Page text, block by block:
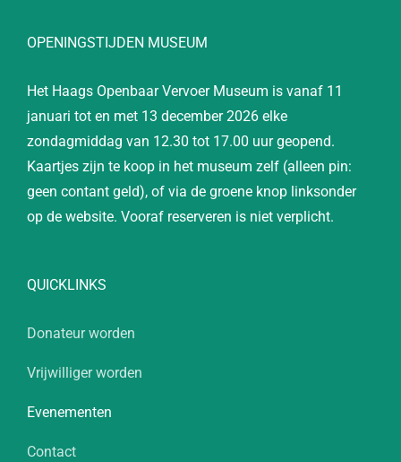
OPENINGSTIJDEN MUSEUM
Het Haags Openbaar Vervoer Museum is vanaf 11
januari tot en met 13 december 2026 elke
zondagmiddag van 12.30 tot 17.00 uur geopend.
Kaartjes zijn te koop in het museum zelf (alleen pin:
geen contant geld), of via de groene knop linksonder
op de website. Vooraf reserveren is niet verplicht.
QUICKLINKS
Donateur worden
Vrijwilliger worden
Evenementen
Contact